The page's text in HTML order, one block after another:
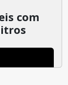
com